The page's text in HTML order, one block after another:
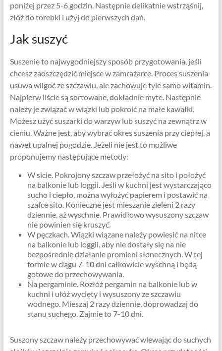
poniżej przez 5-6 godzin. Następnie delikatnie wstrząśnij,
złóż do torebki i użyj do pierwszych dań.
Jak suszyć
Suszenie to najwygodniejszy sposób przygotowania, jeśli
chcesz zaoszczędzić miejsce w zamrażarce. Proces suszenia
usuwa wilgoć ze szczawiu, ale zachowuje tyle samo witamin.
Najpierw liście są sortowane, dokładnie myte. Następnie
należy je związać w wiązki lub pokroić na małe kawałki.
Możesz użyć suszarki do warzyw lub suszyć na zewnątrz w
cieniu. Ważne jest, aby wybrać okres suszenia przy ciepłej, a
nawet upalnej pogodzie. Jeżeli nie jest to możliwe
proponujemy następujące metody:
W sicie. Pokrojony szczaw przełożyć na sito i położyć
na balkonie lub loggii. Jeśli w kuchni jest wystarczająco
sucho i ciepło, można wyłożyć papierem i postawić na
szafce sito. Konieczne jest mieszanie zieleni 2 razy
dziennie, aż wyschnie. Prawidłowo wysuszony szczaw
nie powinien się kruszyć.
W pęczkach. Wiązki wiązane należy powiesić na nitce
na balkonie lub loggii, aby nie dostały się na nie
bezpośrednie działanie promieni słonecznych. W tej
formie w ciągu 7-10 dni całkowicie wyschną i będą
gotowe do przechowywania.
Na pergaminie. Rozłóż pergamin na balkonie lub w
kuchni i ułóż wycięty i wysuszony ze szczawiu
wodnego. Mieszaj 2 razy dziennie, doprowadzaj do
stanu suchego. Zajmie to 7-10 dni.
Suszony szczaw należy przechowywać wlewając do suchych